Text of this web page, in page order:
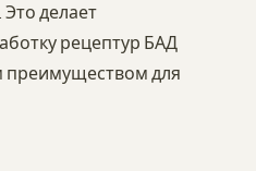
делает
рецептур БАД
для